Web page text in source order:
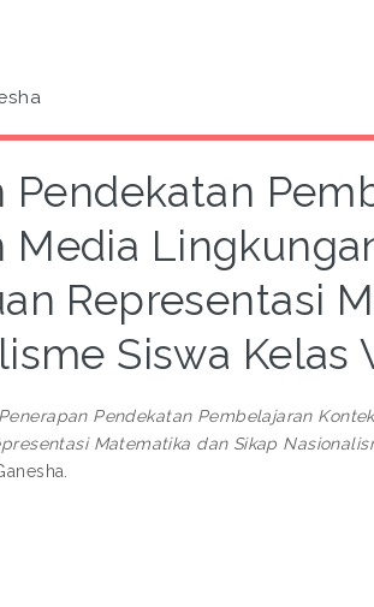
Pendekatan
Media
Representasi
Siswa Kelas
Penerapan Pendekatan Pembelajaran
Matematika dan Sikap